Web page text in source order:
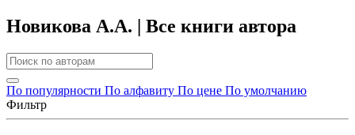
Новикова А.А. | Все книги автора
По популярности По алфавиту По цене По умолчанию
Фильтр